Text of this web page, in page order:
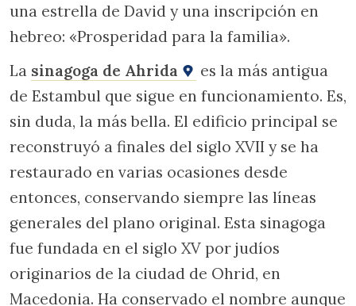
una estrella de David y una inscripción en
hebreo: «Prosperidad para la familia».
La sinagoga de Ahrida
es la más antigua
de Estambul que sigue en funcionamiento. Es,
sin duda, la más bella. El edificio principal se
reconstruyó a finales del siglo XVII y se ha
restaurado en varias ocasiones desde
entonces, conservando siempre las líneas
generales del plano original. Esta sinagoga
fue fundada en el siglo XV por judíos
originarios de la ciudad de Ohrid, en
Macedonia. Ha conservado el nombre aunque